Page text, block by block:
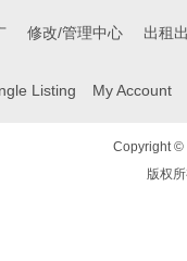
修改/管理中心 出租
Listing My Account
Copyright ©
版权